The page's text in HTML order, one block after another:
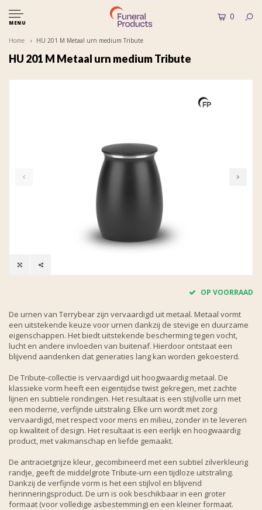
MENU
0
Home HU 201 M Metaal urn medium Tribute
HU 201 M Metaal urn medium Tribute
OP VOORRAAD
De urnen van Terrybear zijn vervaardigd uit metaal. Metaal vormt
een uitstekende keuze voor urnen dankzij de stevige en duurzame
eigenschappen. Het biedt uitstekende bescherming tegen vocht,
lucht en andere invloeden van buitenaf. Hierdoor ontstaat een
blijvend aandenken dat generaties lang kan worden gekoesterd.
De Tribute-collectie is vervaardigd uit hoogwaardig metaal. De
klassieke vorm heeft een eigentijdse twist gekregen, met zachte
lijnen en subtiele rondingen. Het resultaat is een stijlvolle urn met
een moderne, verfijnde uitstraling. Elke urn wordt met zorg
vervaardigd, met respect voor mens en milieu, zonder in te leveren
op kwaliteit of design. Het resultaat is een eerlijk en hoogwaardig
product, met vakmanschap en liefde gemaakt.
De antracietgrijze kleur, gecombineerd met een subtiel zilverkleurig
randje, geeft de middelgrote Tribute-urn een tijdloze uitstraling.
Dankzij de verfijnde vorm is het een stijlvol en blijvend
herinneringsproduct. De urn is ook beschikbaar in een groter
formaat (voor volledige asbestemming) en een kleiner formaat.